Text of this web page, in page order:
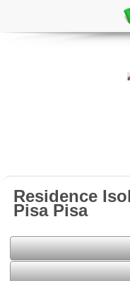
Residence
Pisa Pisa